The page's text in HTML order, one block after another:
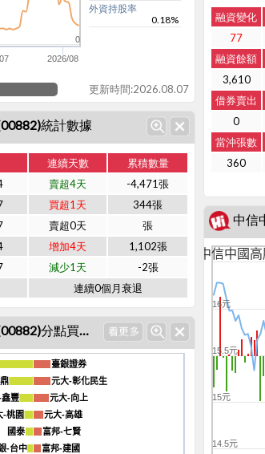
2026/08
0
外資持股率
0.18%
更新時間:2026.08.07
融資變化
77
融資餘額
3,610
借券賣出
0
當沖張數
360
統計數據
連續天數
累積數量
賣超4天
-4,471張
買超1天
344張
賣超0天
張
增加4天
1,102張
減少1天
-2張
連續0個月衰退
中信中國
14.5元
15元
15.5元
16元
中信中國高股息 (00882)分點買賣日報
臺銀證券
臺銀證券
元大-彰化民生
元大-彰化民生
元大-向上
元大-向上
元大-高雄
元大-高雄
富邦-七賢
富邦-七賢
富邦-建國
富邦-建國
豐
豐
-桃園
-桃園
國泰
國泰
-台中
-台中